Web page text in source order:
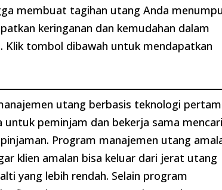
membuat tagihan utang Anda
keringanan dan kemudahan dalam
Klik tombol dibawah untuk mendapatkan
utang berbasis teknologi
untuk peminjam dan bekerja sama mencari
Program manajemen utang
klien amalan bisa keluar dari jerat utang
yang lebih rendah. Selain program